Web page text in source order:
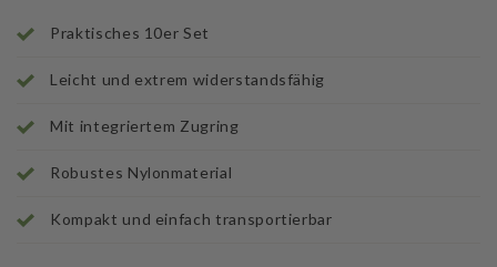
Praktisches 10er Set
Leicht und extrem widerstandsfähig
Mit integriertem Zugring
Robustes Nylonmaterial
Kompakt und einfach transportierbar